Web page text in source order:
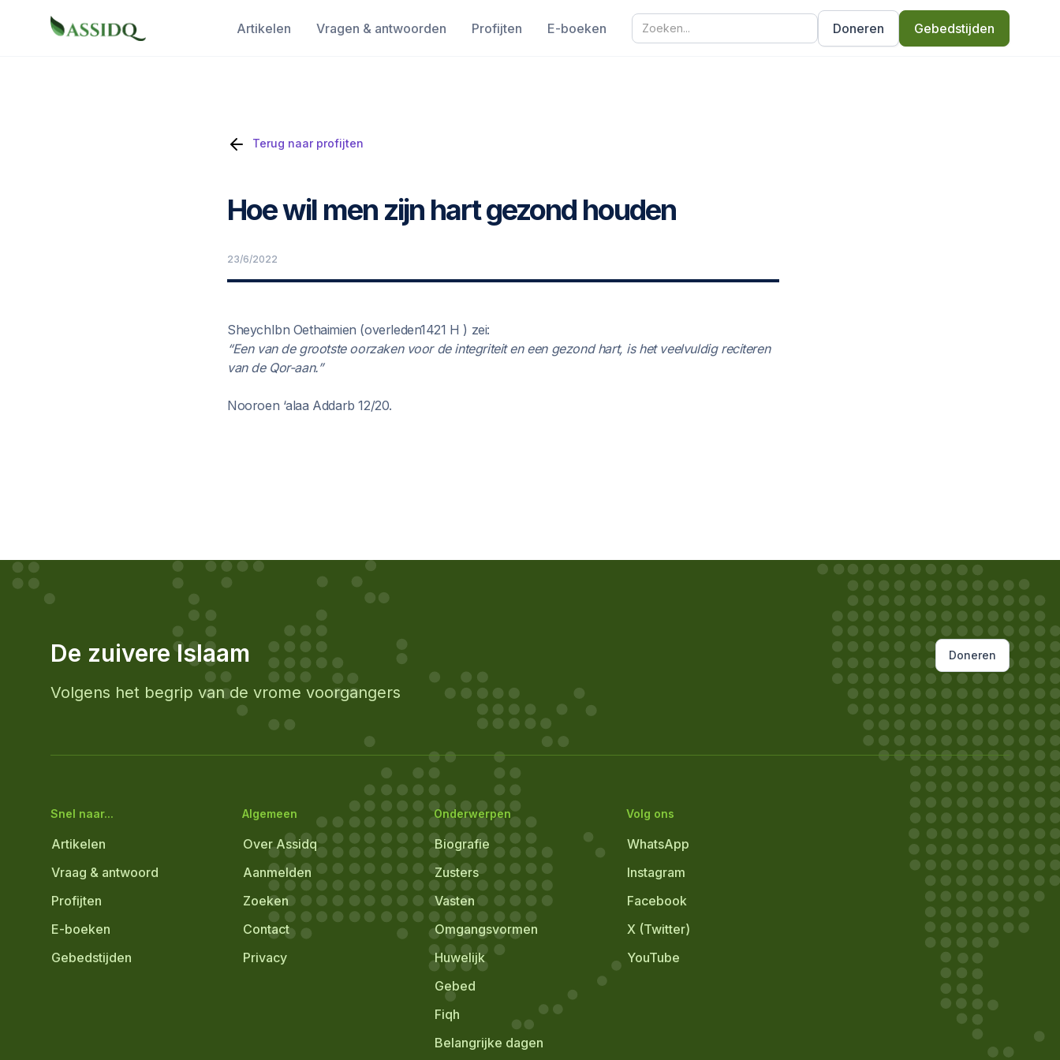
Artikelen Vragen & antwoorden Profijten E-boeken Doneren Gebedstijden
Terug naar profijten
Hoe wil men zijn hart gezond houden
23/6/2022
SheychIbn Oethaimien (overleden1421 H ) zei:
“Een van de grootste oorzaken voor de integriteit en een gezond hart, is het veelvuldig reciteren
van de Qor-aan.”
Nooroen ‘alaa Addarb 12/20.
De zuivere Islaam
Volgens het begrip van de vrome voorgangers
Doneren
Snel naar...
Artikelen
Vraag & antwoord
Profijten
E-boeken
Gebedstijden
Algemeen
Over Assidq
Aanmelden
Zoeken
Contact
Privacy
Onderwerpen
Biografie
Zusters
Vasten
Omgangsvormen
Huwelijk
Gebed
Fiqh
Belangrijke dagen
Volg ons
WhatsApp
Instagram
Facebook
X (Twitter)
YouTube